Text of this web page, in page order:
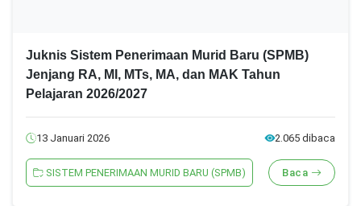
Juknis Sistem Penerimaan Murid Baru (SPMB)
Jenjang RA, MI, MTs, MA, dan MAK Tahun
Pelajaran 2026/2027
13 Januari 2026 2.065 dibaca
SISTEM PENERIMAAN MURID BARU (SPMB) Baca